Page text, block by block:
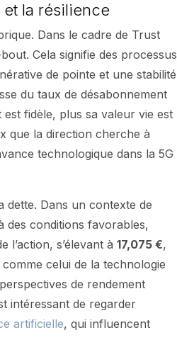
la résilience
Dans le cadre de Trust
Cela signifie des processus
de pointe et une stabilité
du taux de désabonnement
fidèle, plus sa valeur vie est
que la direction cherche à
technologique dans la 5G
dette. Dans un contexte de
des conditions favorables,
l’action, s’élevant à17,075 €,
celui de la technologie
de rendement
intéressant de regarder
artificielle, qui influencent